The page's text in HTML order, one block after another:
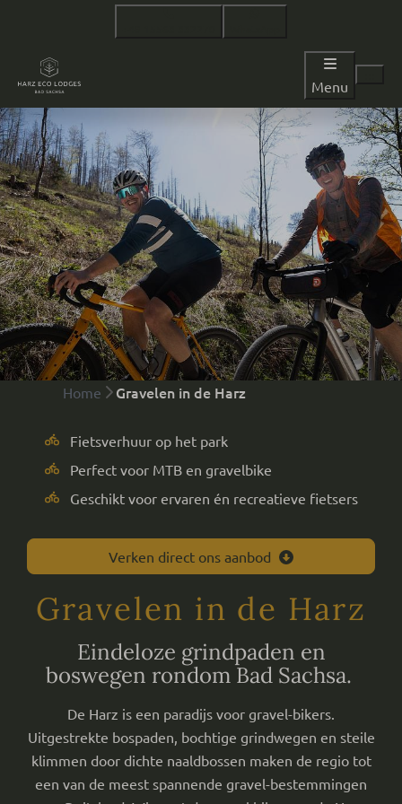
Menu
Home Gravelen in de Harz
Fietsverhuur op het park
Perfect voor MTB en gravelbike
Geschikt voor ervaren én recreatieve fietsers
Verken direct ons aanbod
Gravelen in de Harz
Eindeloze grindpaden en
boswegen rondom Bad Sachsa.
De Harz is een paradijs voor gravel-bikers.
Uitgestrekte bospaden, bochtige grindwegen en steile
klimmen door dichte naaldbossen maken de regio tot
een van de meest spannende gravel-bestemmingen